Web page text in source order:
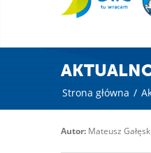
Strona główna /
Autor: Mateusz